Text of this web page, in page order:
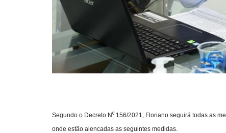
Segundo o Decreto N⁰ 156/2021, Floriano seguirá todas as
onde estão alencadas as seguintes medidas.